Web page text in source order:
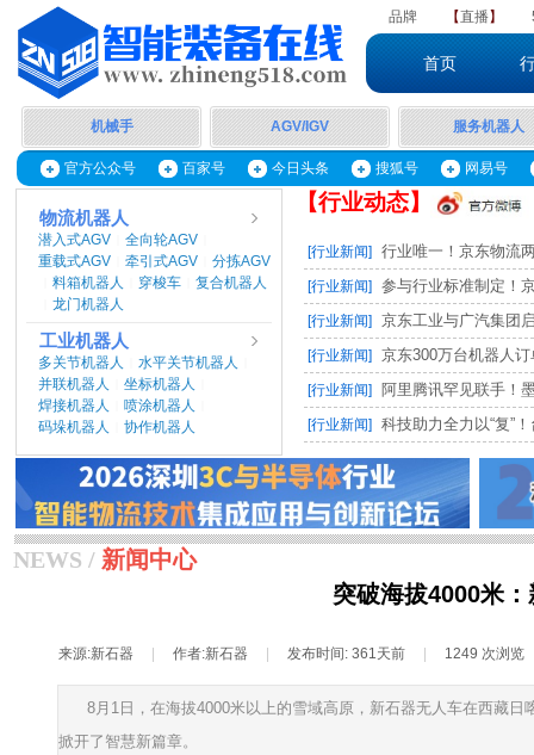
品牌 【直播】
首页
机械手 服务机器人
AGV/IGV
官方公众号 百家号 今日头条 搜狐号 网易号
【行业动态】
物流机器人
潜入式AGV 全向轮AGV
重载式AGV 牵引式AGV 分拣AGV
料箱机器人 穿梭车 复合机器人
龙门机器人
工业机器人
多关节机器人 水平关节机器人
并联机器人 坐标机器人
焊接机器人 喷涂机器人
码垛机器人 协作机器人
[行业新闻] 行业唯一！京东物流
[行业新闻] 参与行业标准制定！
[行业新闻] 京东工业与广汽集团
[行业新闻] 京东300万台机器人
[行业新闻] 阿里腾讯罕见联手！
[行业新闻] 科技助力全力以“复”
NEWS / 新闻中心
突破海拔4000米
来源:新石器 作者:新石器 发布时间: 361天前 1249 次浏览
8月1日，在海拔4000米以上的雪域高原，新石器无人车在西藏
掀开了智慧新篇章。